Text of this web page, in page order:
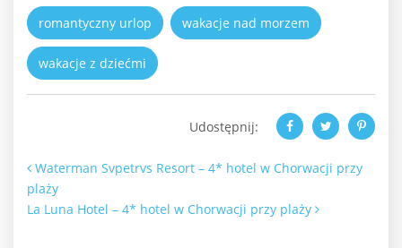
romantyczny urlop wakacje nad morzem
wakacje z dziećmi
Udostępnij:
Nawigacja po artykułach
Waterman Svpetrvs Resort – 4* hotel w Chorwacji przy
plaży
La Luna Hotel – 4* hotel w Chorwacji przy plaży